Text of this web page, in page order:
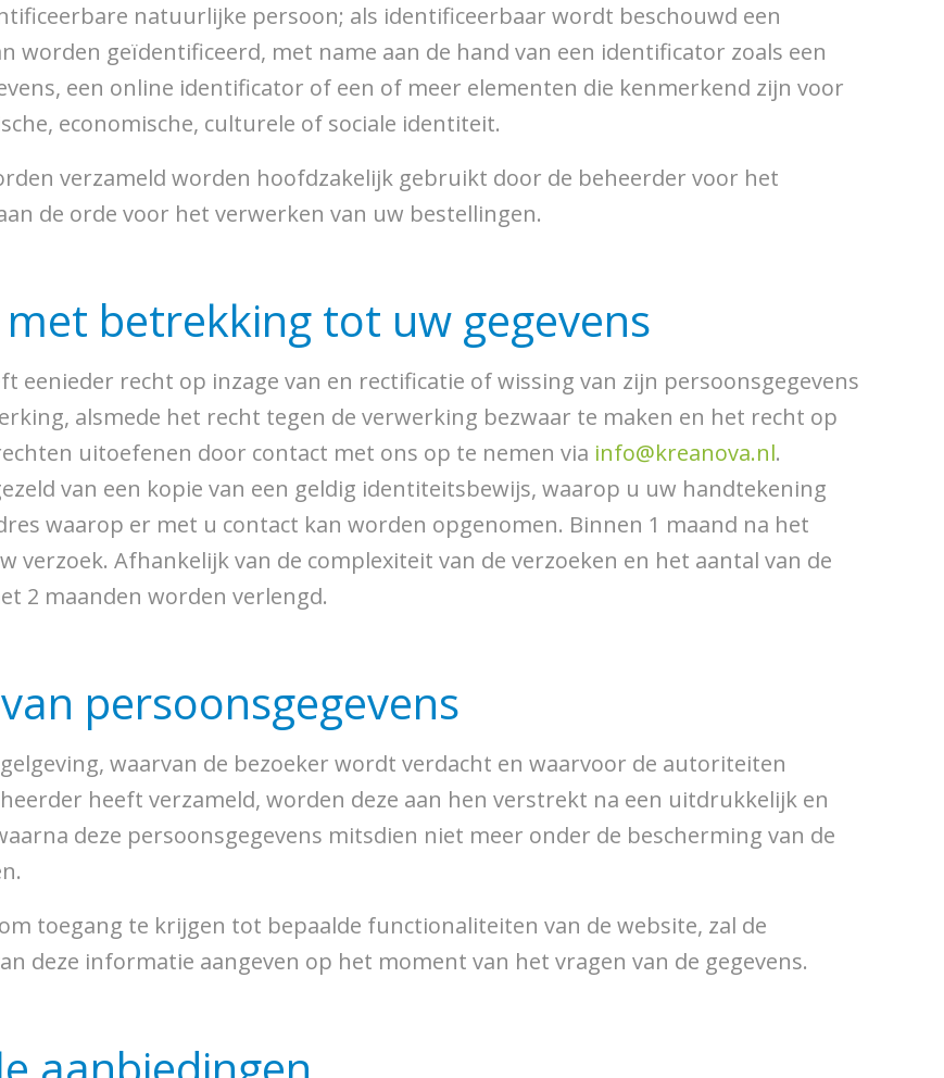
natuurlijke persoon; als identificeerbaar wordt beschouwd een
geïdentificeerd, met name aan de hand van een identificator zoals een
een online identificator of een of meer elementen die kenmerkend zijn voor
economische, culturele of sociale identiteit.
verzameld worden hoofdzakelijk gebruikt door de beheerder voor het
de orde voor het verwerken van uw bestellingen.
betrekking tot uw gegevens
eenieder recht op inzage van en rectificatie of wissing van zijn persoonsgegevens
alsmede het recht tegen de verwerking bezwaar te maken en het recht op
uitoefenen door contact met ons op te nemen via info@kreanova.nl.
van een kopie van een geldig identiteitsbewijs, waarop u uw handtekening
waarop er met u contact kan worden opgenomen. Binnen 1 maand na het
verzoek. Afhankelijk van de complexiteit van de verzoeken en het aantal van de
2 maanden worden verlengd.
persoonsgegevens
waarvan de bezoeker wordt verdacht en waarvoor de autoriteiten
heeft verzameld, worden deze aan hen verstrekt na een uitdrukkelijk en
deze persoonsgegevens mitsdien niet meer onder de bescherming van de
toegang te krijgen tot bepaalde functionaliteiten van de website, zal de
deze informatie aangeven op het moment van het vragen van de gegevens.